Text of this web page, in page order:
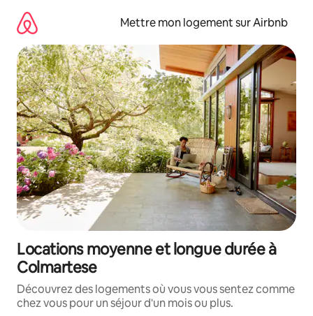
directement
contenu
Mettre mon logement sur Airbnb
Locations moyenne et longue durée à
Colmartese
Découvrez des logements où vous vous sentez comme
chez vous pour un séjour d'un mois ou plus.